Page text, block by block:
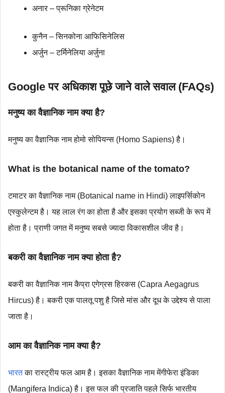
अनार – प्रूनिका ग्रेनेटम
कुनैन – सिनकोना आफिसिनेलिस
अर्जुन – टर्मिनेलिया अर्जुना
Google पर अधिकाश पूछे जाने वाले सवाल (FAQs)
मनुष्य का वैज्ञानिक नाम क्या है?
मनुष्य का वैज्ञानिक नाम होमो सोपियन्स (Homo Sapiens) है।
What is the botanical name of the tomato?
टमाटर का वैज्ञानिक नाम (Botanical name in Hindi) लाइपर्सिकोन
एस्कुलेन्टम है। यह लाल रंग का होता है और इसका प्रयोग सब्जी के रूप में
होता है। प्राणी जगत में मनुष्य सबसे ज्यादा विकासशील जीव है।
बकरी का वैज्ञानिक नाम क्या होता है?
बकरी का वैज्ञानिक नाम कैप्रा एगेग्रस हिरकस (Capra Aegagrus
Hircus) है। बकरी एक पालतू पशु है जिसे मांस और दूध के उद्देश्य से पाला
जाता है।
आम का वैज्ञानिक नाम क्या है?
भारतका रास्ट्रीय फल आम है। इसका वैज्ञानिक नाम मेंगीफेरा इंडिका
(Mangifera Indica) है। इस फल की प्रजाति पहले सिर्फ भारतीय